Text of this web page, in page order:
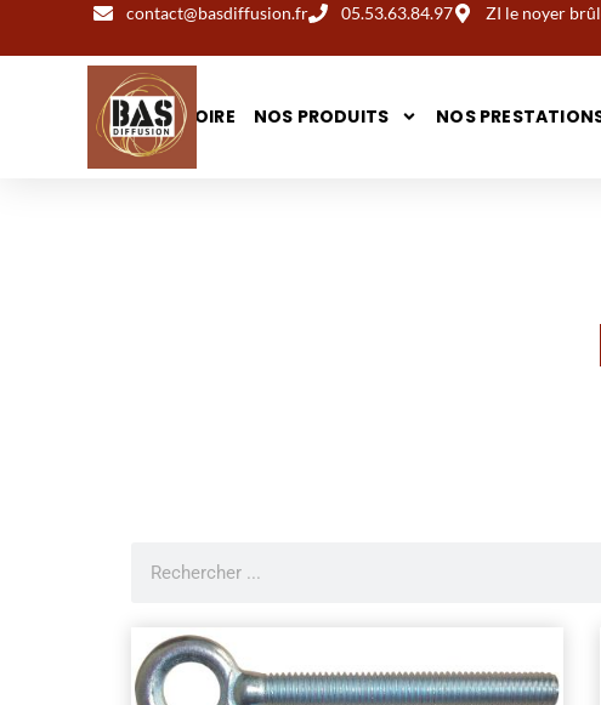
contact@basdiffusion.fr 05.53.63.84.97 ZI le noyer
NOTRE HISTOIRE NOS PRODUITS NOS